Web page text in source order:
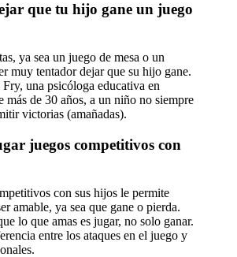
que tu hijo gane un juego
ya sea un juego de mesa o un
muy tentador dejar que su hijo gane.
una psicóloga educativa en
más de 30 años, a un niño no siempre
victorias (amañadas).
juegos competitivos con
con sus hijos le permite
amable, ya sea que gane o pierda.
lo que amas es jugar, no solo ganar.
entre los ataques en el juego y